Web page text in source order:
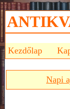
Kezdőlap
Napi